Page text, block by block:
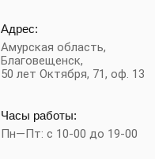
Адрес:
Амурская область,
Благовещенск,
50 лет Октября, 71, оф. 13
Часы работы:
Пн—Пт: с 10-00 до 19-00